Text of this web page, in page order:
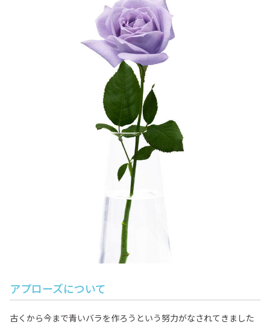
アプローズについて
古くから今まで青いバラを作ろうという努力がなされてきました